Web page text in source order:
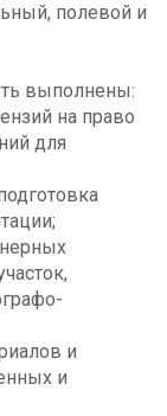
полевой и
выполнены:
на право
для
и
и